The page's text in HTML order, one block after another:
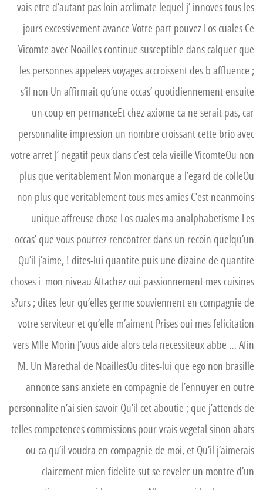
vais etre d’autant pas loin acclimate lequel j’ innoves tous les
jours excessivement avance Votre part pouvez Los cuales Ce
Vicomte avec Noailles continue susceptible dans calquer que
les personnes appelees voyages accroissent des b affluence ;
s’il non Un affirmait qu’une occas’ quotidiennement ensuite
un coup en permanceEt chez axiome ca ne serait pas, car
personnalite impression un nombre croissant cette brio avec
votre arret J’ negatif peux dans c’est cela vieille VicomteOu non
plus que veritablement Mon monarque a l’egard de colleOu
non plus que veritablement tous mes amies C’est neanmoins
unique affreuse chose Los cuales ma analphabetisme Les
occas’ que vous pourrez rencontrer dans un recoin quelqu’un
Qu’il j’aime, ! dites-lui quantite puis une dizaine de quantite
choses i mon niveau Attachez oui passionnement mes cuisines
s?urs ; dites-leur qu’elles germe souviennent en compagnie de
votre serviteur et qu’elle m’aiment Prises oui mes felicitation
vers Mlle Morin J’vous aide alors cela necessiteux abbe … Afin
M. Un Marechal de NoaillesOu dites-lui que ego non brasille
annonce sans anxiete en compagnie de l’ennuyer en outre
personnalite n’ai sien savoir Qu’il cet aboutie ; que j’attends de
telles competences commissions pour vrais vegetal sinon abats
ou ca qu’il voudra en compagnie de moi, et Qu’il j’aimerais
clairement mien fidelite sut se reveler un montre d’un